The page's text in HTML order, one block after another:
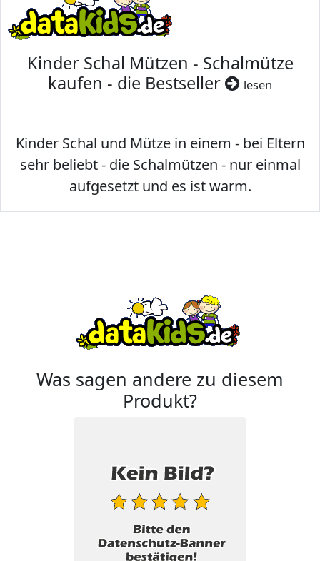
Kinder Schal Mützen - Schalmütze
kaufen - die Bestseller
lesen
Kinder Schal und Mütze in einem - bei Eltern
sehr beliebt - die Schalmützen - nur einmal
aufgesetzt und es ist warm.
Was sagen andere zu diesem
Produkt?